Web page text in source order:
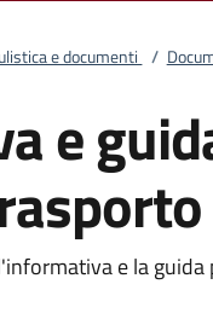
e documenti /
e
e la